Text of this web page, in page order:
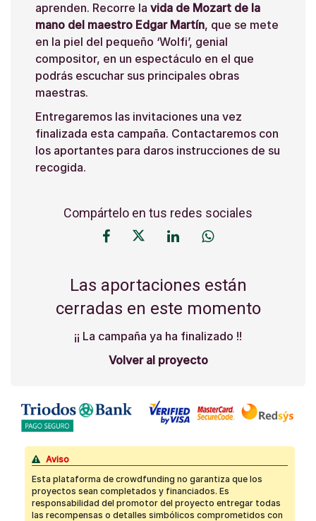
aprenden. Recorre la vida de Mozart de la
mano del maestro Edgar Martín, que se mete
en la piel del pequeño ‘Wolfi’, genial
compositor, en un espectáculo en el que
podrás escuchar sus principales obras
maestras.
Entregaremos las invitaciones una vez
finalizada esta campaña. Contactaremos con
los aportantes para daros instrucciones de su
recogida.
Compártelo en tus redes sociales
Las aportaciones están
cerradas en este momento
¡¡ La campaña ya ha finalizado !!
Volver al proyecto
Aviso
Esta plataforma de crowdfunding no garantiza que los
proyectos sean completados y financiados. Es
responsabilidad del promotor del proyecto entregar todas
las recompensas o detalles simbólicos comprometidos con